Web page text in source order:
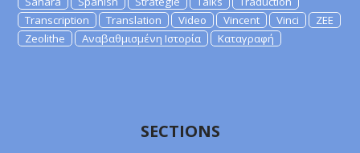
Transcription
Translation Video Vincent Vinci
ZEE
Zeolithe
Αναβαθμισμένη Ιστορία Καταγραφή
SECTIONS